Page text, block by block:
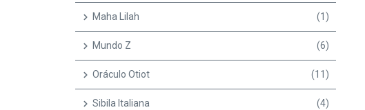
Maha Lilah (1)
Mundo Z (6)
Oráculo Otiot (11)
Sibila Italiana (4)